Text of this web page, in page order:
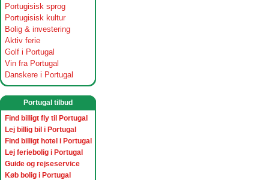
Portugisisk sprog
Portugisisk kultur
Bolig & investering
Aktiv ferie
Golf i Portugal
Vin fra Portugal
Danskere i Portugal
Portugal tilbud
Find billigt fly til Portugal
Lej billig bil i Portugal
Find billigt hotel i Portugal
Lej feriebolig i Portugal
Guide og rejseservice
Køb bolig i Portugal